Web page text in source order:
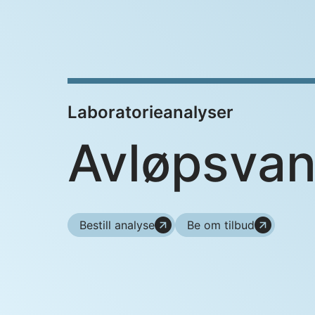
Laboratorieanalyser
Bestill analyse Be om tilbud